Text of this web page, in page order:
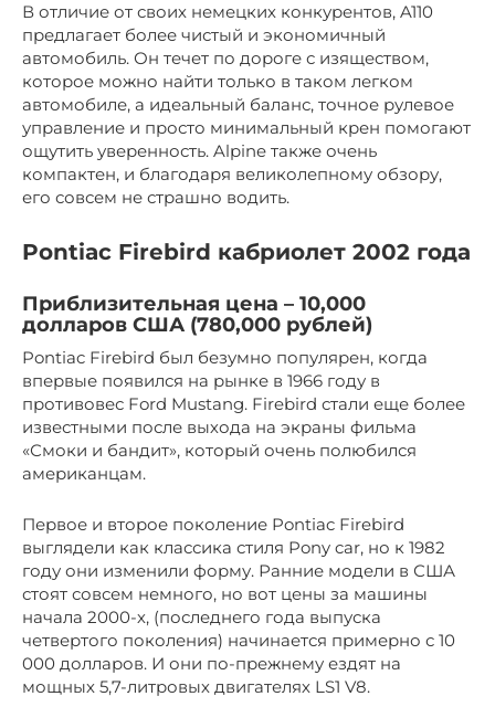
В отличие от своих немецких конкурентов, A110
предлагает более чистый и экономичный
автомобиль. Он течет по дороге с изяществом,
которое можно найти только в таком легком
автомобиле, а идеальный баланс, точное рулевое
управление и просто минимальный крен помогают
ощутить уверенность. Alpine также очень
компактен, и благодаря великолепному обзору,
его совсем не страшно водить.
Pontiac Firebird кабриолет 2002 года
Приблизительная цена – 10,000
долларов США (780,000 рублей)
Pontiac Firebird был безумно популярен, когда
впервые появился на рынке в 1966 году в
противовес Ford Mustang. Firebird стали еще более
известными после выхода на экраны фильма
«Смоки и бандит», который очень полюбился
американцам.
Первое и второе поколение Pontiac Firebird
выглядели как классика стиля Pony car, но к 1982
году они изменили форму. Ранние модели в США
стоят совсем немного, но вот цены за машины
начала 2000-х, (последнего года выпуска
четвертого поколения) начинается примерно с 10
000 долларов. И они по-прежнему ездят на
мощных 5,7-литровых двигателях LS1 V8.